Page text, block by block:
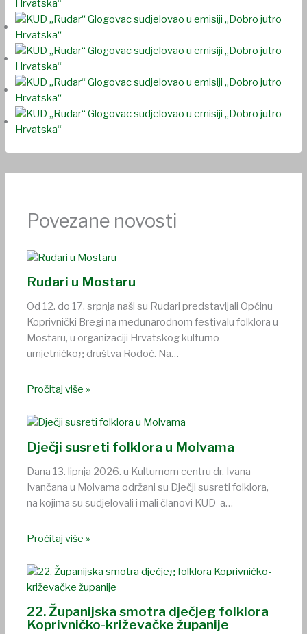
Povezane novosti
Rudari u Mostaru
Od 12. do 17. srpnja naši su Rudari predstavljali Općinu
Koprivnički Bregi na međunarodnom festivalu folklora u
Mostaru, u organizaciji Hrvatskog kulturno-
umjetničkog društva Rodoč. Na…
Pročitaj više »
Dječji susreti folklora u Molvama
Dana 13. lipnja 2026. u Kulturnom centru dr. Ivana
Ivančana u Molvama održani su Dječji susreti folklora,
na kojima su sudjelovali i mali članovi KUD-a…
Pročitaj više »
22. Županijska smotra dječjeg folklora
Koprivničko-križevačke županije